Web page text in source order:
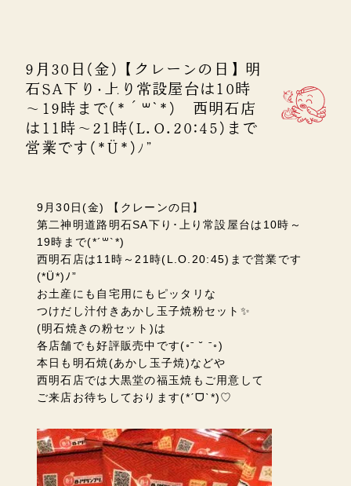
9月30日(金)【クレーンの日】明
石SA下り･上り常設屋台は10時
～19時まで(*´꒳`*) 西明石店
は11時～21時(L.O.20:45)まで
営業です(*Ü*)ﾉ”
9月30日(金) 【クレーンの日】
第二神明道路明石SA下り･上り常設屋台は10時～
19時まで(*´꒳`*)
西明石店は11時～21時(L.O.20:45)まで営業です
(*Ü*)ﾉ”
お土産にも自宅用にもピッタリな
つけだし汁付きあかし玉子焼粉セット✨
(明石焼きの粉セット)は
各店舗でも好評販売中です(◦ˉ ˘ ˉ◦)
本日も明石焼(あかし玉子焼)などや
西明石店では大黒堂の福玉焼もご用意して
ご来店お待ちしております(*ˊᗜˋ*)♡